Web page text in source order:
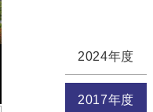
2024年度
2017年度